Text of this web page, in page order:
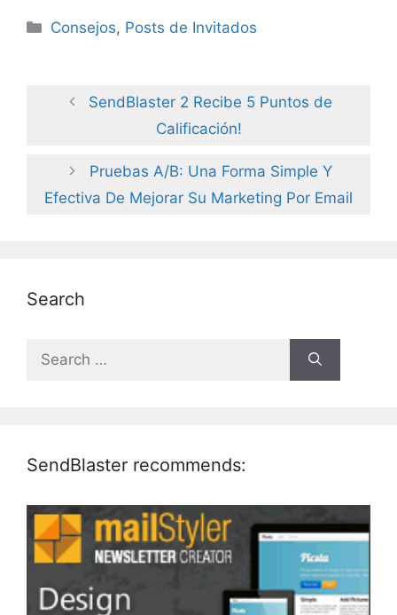
Categories
Consejos, Posts de Invitados
SendBlaster 2 Recibe 5 Puntos de
Calificación!
Pruebas A/B: Una Forma Simple Y
Efectiva De Mejorar Su Marketing Por Email
Search
for:
SendBlaster recommends: